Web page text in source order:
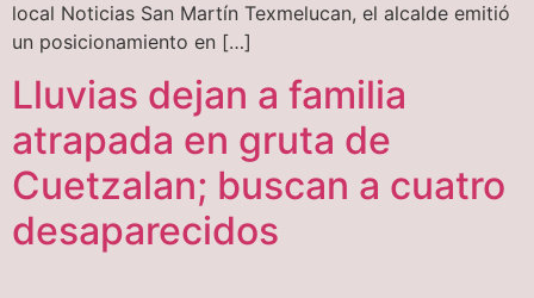
local Noticias San Martín Texmelucan, el alcalde emitió
un posicionamiento en […]
Lluvias dejan a familia
atrapada en gruta de
Cuetzalan; buscan a cuatro
desaparecidos